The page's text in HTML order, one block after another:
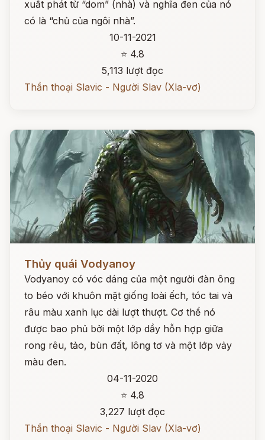
xuất phát từ “dom” (nhà) và nghĩa đen của nó
có là “chủ của ngôi nhà”.
10-11-2021
⭐ 4.8
5,113 lượt đọc
Thần thoại Slavic - Người Slav (Xla-vơ)
Thủy quái Vodyanoy
Vodyanoy có vóc dáng của một người đàn ông
to béo với khuôn mặt giống loài ếch, tóc tai và
râu màu xanh lục dài lượt thượt. Cơ thể nó
được bao phủ bởi một lớp dầy hỗn hợp giữa
rong rêu, tảo, bùn đất, lông tơ và một lớp vảy
màu đen.
04-11-2020
⭐ 4.8
3,227 lượt đọc
Thần thoại Slavic - Người Slav (Xla-vơ)